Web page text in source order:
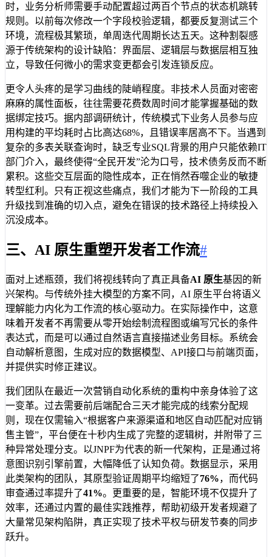
时，业务分析师需要手动配置超过两百个节点的状态机跳转
规则。以前每次修改一个字段校验逻辑，都要反复测试三个
环境，流程极其繁琐，单周迭代周期长达五天。这种割裂感
源于传统架构的设计缺陷：界面层、逻辑层与数据层相互独
立，导致任何微小的需求变更都会引发连锁反应。
更令人头疼的是学习曲线的陡峭程度。非技术人员面对密密
麻麻的属性面板，往往需要花费数周时间才能掌握基础的数
据绑定技巧。据内部调研统计，传统模式下业务人员参与应
用构建的平均耗时占比高达68%，且错误率居高不下。当遇到
复杂的多表关联查询时，缺乏专业SQL背景的用户只能依赖IT
部门介入，最终使得“全民开发”沦为口号，技术债务反而不断
累积。这些交互层面的隐性成本，正在悄然吞噬企业的敏捷
转型红利。只有正视这些痛点，我们才能为下一阶段的工具
升级找到准确的切入点，避免在错误的技术路径上持续投入
沉没成本。
三、AI 原生重塑开发者工作流#
面对上述瓶颈，我们将视线转向了真正具备AI 原生基因的新
兴架构。与传统外挂大模型的方案不同，AI 原生平台将语义
理解能力内化为工作流的核心驱动力。在实际操作中，这意
味着开发者不再需要从零开始绘制流程图或编写冗长的条件
表达式，而是可以通过自然语言直接描述业务目标。系统会
自动解析意图，生成对应的数据模型、API接口与前端页面，
并提供实时修正建议。
我们团队在最近一次营销自动化系统的重构中亲身体验了这
一变革。过去需要前后端配合三天才能完成的线索分配规
则，现在仅需输入“根据客户来源渠道和地区自动匹配对应销
售主管”，平台便在十秒内生成了完整的逻辑树，并附带了三
种异常处理分支。以JNPF为代表的新一代架构，正是通过将
意图识别引擎前置，大幅降低了认知负荷。数据显示，采用
此类架构的团队，其原型验证周期平均缩短了76%，而代码
审查通过率提升了41%。更重要的是，智能环境不仅提升了
效率，还通过内置的最佳实践推荐，帮助初级开发者规避了
大量常见架构陷阱，真正实现了技术平权与研发节奏的同步
跃升。